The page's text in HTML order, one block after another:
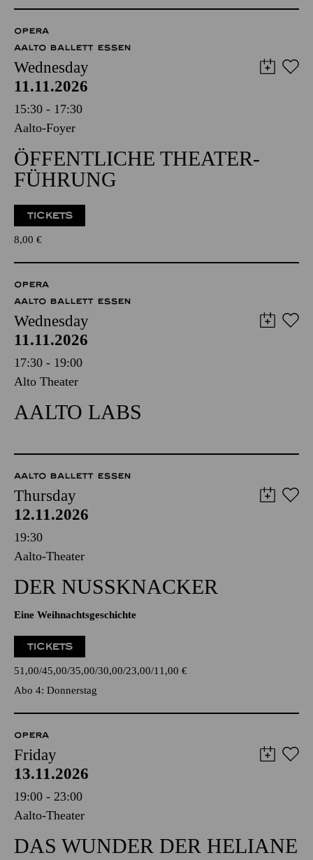
OPERA
AALTO BALLETT ESSEN
Wednesday
11.11.2026
15:30 - 17:30
Aalto-Foyer
ÖFFENTLICHE THEATER­
FÜHRUNG
TICKETS
8,00 €
OPERA
AALTO BALLETT ESSEN
Wednesday
11.11.2026
17:30 - 19:00
Alto Theater
AALTO LABS
AALTO BALLETT ESSEN
Thursday
12.11.2026
19:30
Aalto-Theater
DER NUSSKNACKER
Eine Weihnachtsgeschichte
TICKETS
51,00 45,00 35,00 30,00 23,00 11,00 €
Abo 4: Donnerstag
OPERA
Friday
13.11.2026
19:00 - 23:00
Aalto-Theater
DAS WUNDER DER HELIANE